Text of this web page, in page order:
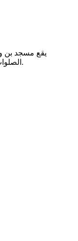
يقع مسجد بن
الصلوات الخمس والجمعة، ويخدم السكان المحليين.